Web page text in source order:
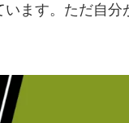
ます。ただ自分